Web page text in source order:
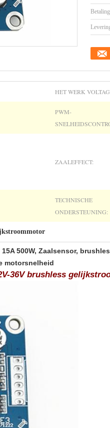
HET WERK
PWM-
ZAALEFFECT:
TECHNISCHE
ONDERSTEUNING:
500W, Zaalsensor,
motorsnelheid
36V brushless